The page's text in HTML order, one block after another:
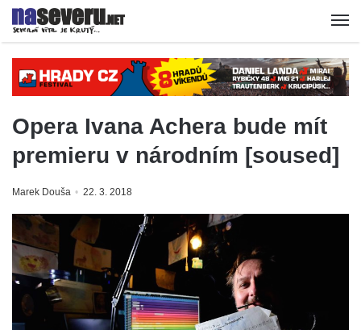
Opera Ivana Achera bude mít
premieru v národním [soused]
Marek Douša 22. 3. 2018